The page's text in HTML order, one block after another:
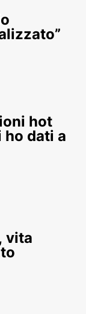
hot
ho dati a
vita